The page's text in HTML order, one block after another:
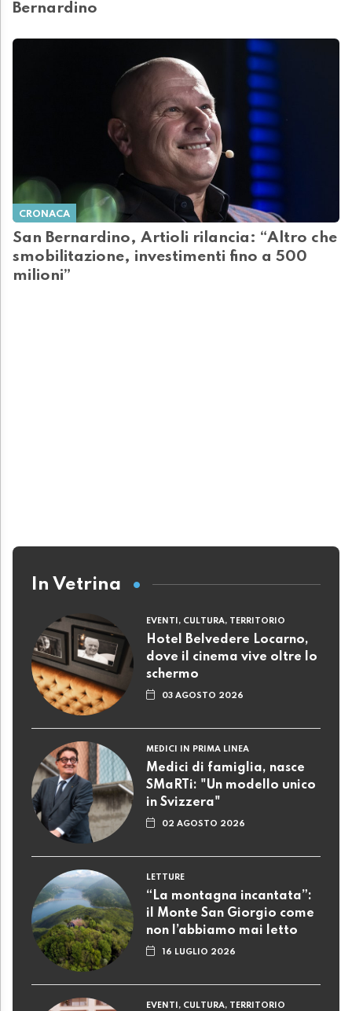
Bernardino
CRONACA
San Bernardino, Artioli rilancia: “Altro che
smobilitazione, investimenti fino a 500
milioni”
In Vetrina
EVENTI, CULTURA, TERRITORIO
Hotel Belvedere Locarno,
dove il cinema vive oltre lo
schermo
03 AGOSTO 2026
MEDICI IN PRIMA LINEA
Medici di famiglia, nasce
SMaRTi: "Un modello unico
in Svizzera"
02 AGOSTO 2026
LETTURE
“La montagna incantata”:
il Monte San Giorgio come
non l’abbiamo mai letto
16 LUGLIO 2026
EVENTI, CULTURA, TERRITORIO